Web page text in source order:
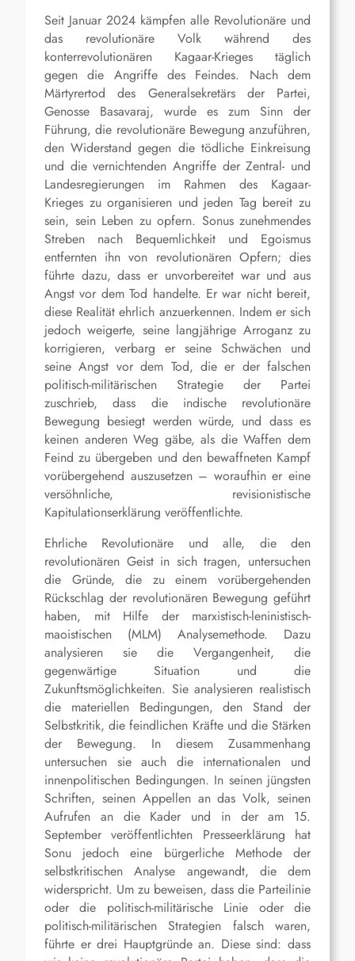
Seit Januar 2024 kämpfen alle Revolutionäre und
das revolutionäre Volk während des
konterrevolutionären Kagaar-Krieges täglich
gegen die Angriffe des Feindes. Nach dem
Märtyrertod des Generalsekretärs der Partei,
Genosse Basavaraj, wurde es zum Sinn der
Führung, die revolutionäre Bewegung anzuführen,
den Widerstand gegen die tödliche Einkreisung
und die vernichtenden Angriffe der Zentral- und
Landesregierungen im Rahmen des Kagaar-
Krieges zu organisieren und jeden Tag bereit zu
sein, sein Leben zu opfern. Sonus zunehmendes
Streben nach Bequemlichkeit und Egoismus
entfernten ihn von revolutionären Opfern; dies
führte dazu, dass er unvorbereitet war und aus
Angst vor dem Tod handelte. Er war nicht bereit,
diese Realität ehrlich anzuerkennen. Indem er sich
jedoch weigerte, seine langjährige Arroganz zu
korrigieren, verbarg er seine Schwächen und
seine Angst vor dem Tod, die er der falschen
politisch-militärischen Strategie der Partei
zuschrieb, dass die indische revolutionäre
Bewegung besiegt werden würde, und dass es
keinen anderen Weg gäbe, als die Waffen dem
Feind zu übergeben und den bewaffneten Kampf
vorübergehend auszusetzen – woraufhin er eine
versöhnliche, revisionistische
Kapitulationserklärung veröffentlichte.
Ehrliche Revolutionäre und alle, die den
revolutionären Geist in sich tragen, untersuchen
die Gründe, die zu einem vorübergehenden
Rückschlag der revolutionären Bewegung geführt
haben, mit Hilfe der marxistisch-leninistisch-
maoistischen (MLM) Analysemethode. Dazu
analysieren sie die Vergangenheit, die
gegenwärtige Situation und die
Zukunftsmöglichkeiten. Sie analysieren realistisch
die materiellen Bedingungen, den Stand der
Selbstkritik, die feindlichen Kräfte und die Stärken
der Bewegung. In diesem Zusammenhang
untersuchen sie auch die internationalen und
innenpolitischen Bedingungen. In seinen jüngsten
Schriften, seinen Appellen an das Volk, seinen
Aufrufen an die Kader und in der am 15.
September veröffentlichten Presseerklärung hat
Sonu jedoch eine bürgerliche Methode der
selbstkritischen Analyse angewandt, die dem
widerspricht. Um zu beweisen, dass die Parteilinie
oder die politisch-militärische Linie oder die
politisch-militärischen Strategien falsch waren,
führte er drei Hauptgründe an. Diese sind: dass